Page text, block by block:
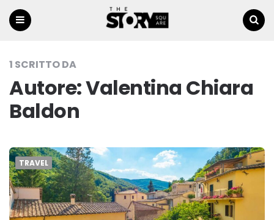
1 SCRITTO DA
Autore:Valentina Chiara
Baldon
TRAVEL